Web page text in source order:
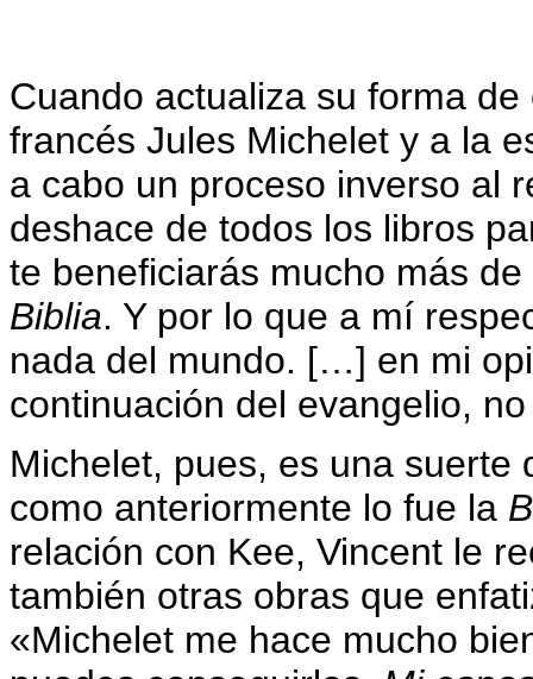
Cuando actualiza su forma
francés Jules Michelet y a la
a cabo un proceso inverso al
deshace de todos los libros
te beneficiarás mucho más
Biblia. Y por lo que a mí
nada del mundo. […] en mi
continuación del evangelio,
Michelet, pues, es una suerte
como anteriormente lo fue la
relación con Kee, Vincent le
también otras obras que
«Michelet me hace mucho